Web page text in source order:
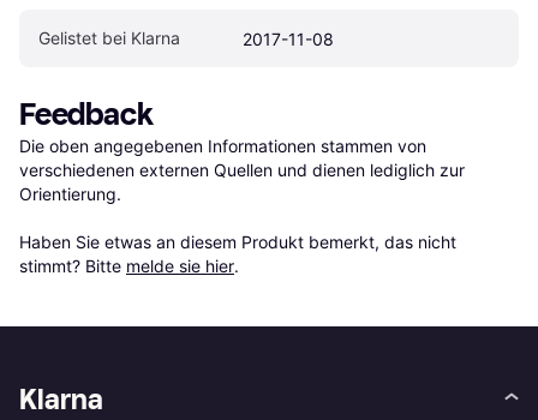
Gelistet bei Klarna 2017-11-08
Feedback
Die oben angegebenen Informationen stammen von
verschiedenen externen Quellen und dienen lediglich zur
Orientierung.
Haben Sie etwas an diesem Produkt bemerkt, das nicht
stimmt? Bitte melde sie hier.
Klarna